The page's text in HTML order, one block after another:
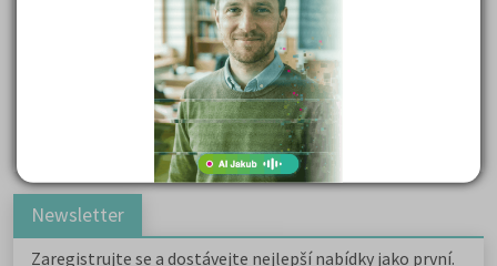
Základní charakteristiky obyvatelstva a geografie sídel
Karel Hynek Mácha: Máj
Karel Havlíček Borovský: Tyrolské elegie
Romain Rolland: Petr a Lucie
Newsletter
Zaregistrujte se a dostávejte nejlepší nabídky jako první.